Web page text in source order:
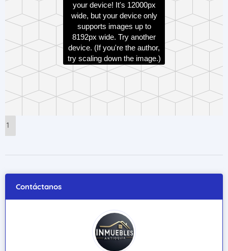
your device! It's 12000px
wide, but your device only
supports images up to
8192px wide. Try another
device. (If you're the author,
try scaling down the image.)
1
Contáctanos